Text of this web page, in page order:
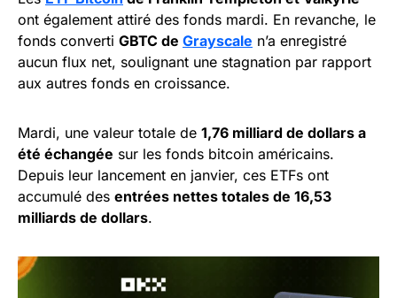
ont également attiré des fonds mardi. En revanche, le
fonds converti GBTC de Grayscale n’a enregistré
aucun flux net, soulignant une stagnation par rapport
aux autres fonds en croissance.
Mardi, une valeur totale de 1,76 milliard de dollars a
été échangée sur les fonds bitcoin américains.
Depuis leur lancement en janvier, ces ETFs ont
accumulé des entrées nettes totales de 16,53
milliards de dollars.